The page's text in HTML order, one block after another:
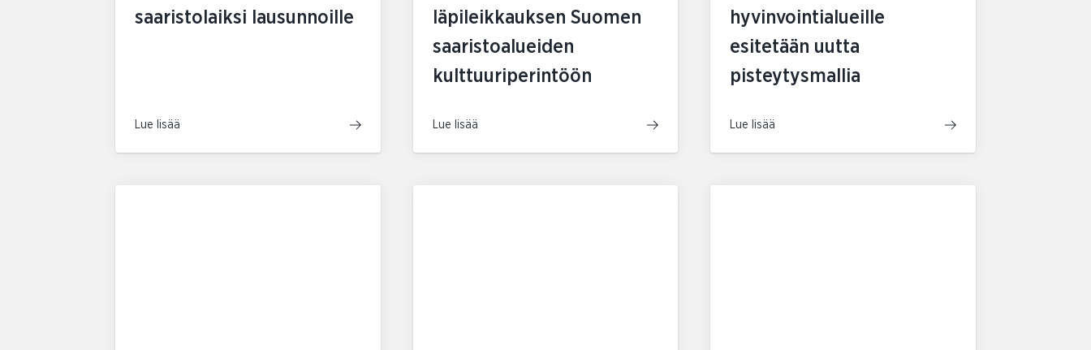
saaristolaiksi lausunnoille
Lue lisää
läpileikkauksen Suomen
saaristoalueiden
kulttuuriperintöön
Lue lisää
hyvinvointialueille
esitetään uutta
pisteytysmallia
Lue lisää